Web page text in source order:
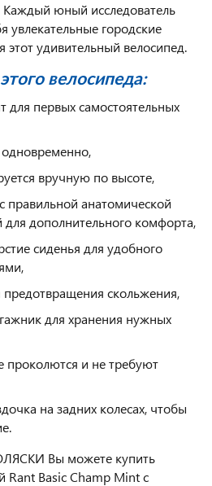
Каждый юный исследователь
увлекательные городские
этот удивительный велосипед.
велосипеда:
для первых самостоятельных
вручную по высоте,
правильной анатомической
дополнительного комфорта,
сиденья для удобного
предотвращения скольжения,
для хранения нужных
проколются и не требуют
на задних колесах, чтобы
Вы можете купить
Rant Basic Champ Mint с